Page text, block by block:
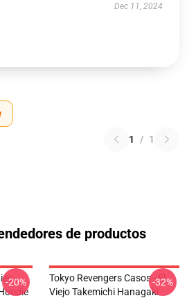
Dec 11, 2024
1 / 1
de productos
-
-20%
Tokyo Revengers Casos - El
Viejo Takemichi Hanagaki
-32%